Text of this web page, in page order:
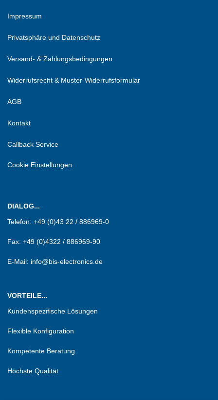
Impressum
Privatsphäre und Datenschutz
Versand- & Zahlungsbedingungen
Widerrufsrecht & Muster-Widerrufsformular
AGB
Kontakt
Callback Service
Cookie Einstellungen
DIALOG...
Telefon: +49 (0)43 22 / 886969-0
Fax: +49 (0)4322 / 886969-90
E-Mail: info@bis-electronics.de
VORTEILE...
Kundenspezifische Lösungen
Flexible Konfiguration
Kompetente Beratung
Höchste Qualität